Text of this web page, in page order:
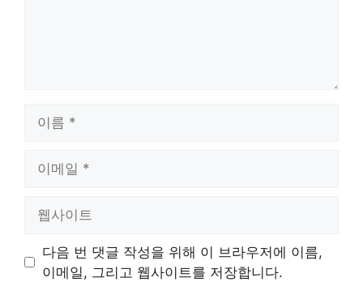
트
다음 번 댓글 작성을 위해 이 브라우저에 이름,
이메일, 그리고 웹사이트를 저장합니다.